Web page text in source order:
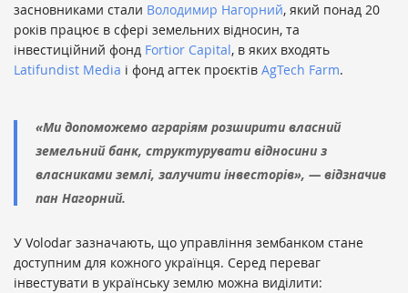
засновниками стали Володимир Нагорний, який понад 20
років працює в сфері земельних відносин, та
інвестиційний фонд Fortior Capital, в яких входять
Latifundist Media і фонд агтек проєктів AgTech Farm.
«Ми допоможемо аграріям розширити власний
земельний банк, структурувати відносини з
власниками землі, залучити інвесторів», — відзначив
пан Нагорний.
У Volodar зазначають, що управління зембанком стане
доступним для кожного українця. Серед переваг
інвестувати в українську землю можна виділити: